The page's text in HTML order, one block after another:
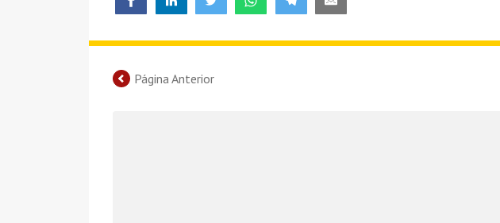
Página Anterior